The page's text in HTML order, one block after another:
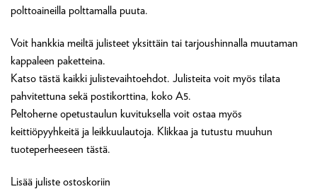
polttoaineilla polttamalla puuta.
Voit hankkia meiltä julisteet yksittäin tai tarjoushinnalla muutaman
kappaleen paketteina.
Katso tästä kaikki julistevaihtoehdot. Julisteita voit myös tilata
pahvitettuna sekä postikorttina, koko A5.
Peltoherne opetustaulun kuvituksella voit ostaa myös
keittiöpyyhkeitä ja leikkuulautoja. Klikkaa ja tutustu muuhun
tuoteperheeseen tästä.
Lisää juliste ostoskoriin